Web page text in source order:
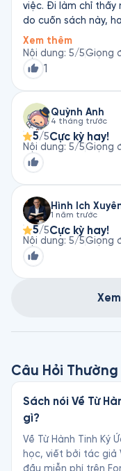
việc. Đi làm chỉ thấy
do cuốn sách này,
làm mảng công việc
làm. Công việc đó
báo. Nay cảm thấy
có thêm nhiều
Thích Thánh
sách. Giọng bạn rất
mát giữa trưa hè vậy.
Xem thêm
Nội dung: 5/5Giọng
1
Quỳnh Anh
4 tháng trước
5/5Cực kỳ hay!
Nội dung: 5/5Giọng
Hình Ích
1 năm trước
5/5Cực kỳ hay!
Nội dung: 5/5Giọng
Câu Hỏi
Sách nói Về Từ
gì?
Về Từ Hành Tinh Ký
học, viết bởi tác giả
đầu miễn phí trên